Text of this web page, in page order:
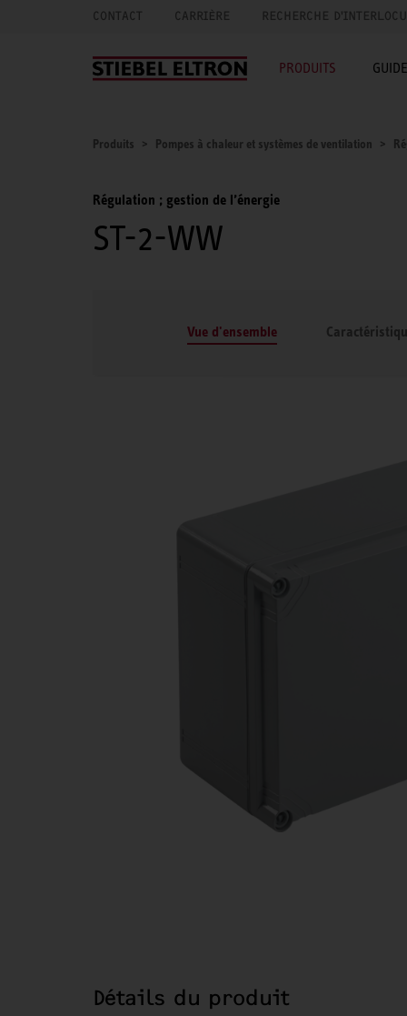
CONTACT CARRIÈRE RECHERCHE
PRODUITS GUIDE
Produits Pompes à chaleur et systèmes de ventilation
Régulation ; gestion de l’énergie
ST-2-WW
Vue d'ensemble
Détails du produit